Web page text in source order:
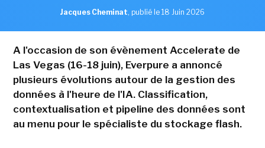
Jacques Cheminat, publié le 18 Juin 2026
A l'occasion de son évènement Accelerate de
Las Vegas (16-18 juin), Everpure a annoncé
plusieurs évolutions autour de la gestion des
données à l'heure de l'IA. Classification,
contextualisation et pipeline des données sont
au menu pour le spécialiste du stockage flash.